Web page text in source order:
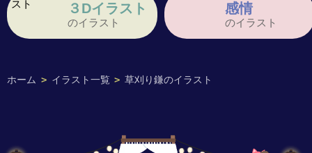
ホーム > イラスト一覧 > 草刈り鎌のイラスト
３Dイラスト
のイラスト
感情
のイラスト